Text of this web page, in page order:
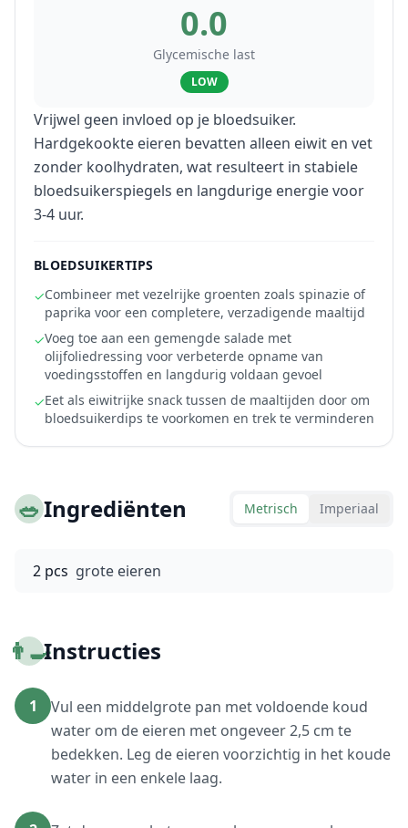
0.0
Glycemische last
LOW
Vrijwel geen invloed op je bloedsuiker.
Hardgekookte eieren bevatten alleen eiwit en vet
zonder koolhydraten, wat resulteert in stabiele
bloedsuikerspiegels en langdurige energie voor
3-4 uur.
BLOEDSUIKERTIPS
✓Combineer met vezelrijke groenten zoals spinazie of
paprika voor een completere, verzadigende maaltijd
✓Voeg toe aan een gemengde salade met
olijfoliedressing voor verbeterde opname van
voedingsstoffen en langdurig voldaan gevoel
✓Eet als eiwitrijke snack tussen de maaltijden door om
bloedsuikerdips te voorkomen en trek te verminderen
🥗Ingrediënten Metrisch Imperiaal
2 pcs grote eieren
👨‍🍳Instructies
1
Vul een middelgrote pan met voldoende koud
water om de eieren met ongeveer 2,5 cm te
bedekken. Leg de eieren voorzichtig in het koude
water in een enkele laag.